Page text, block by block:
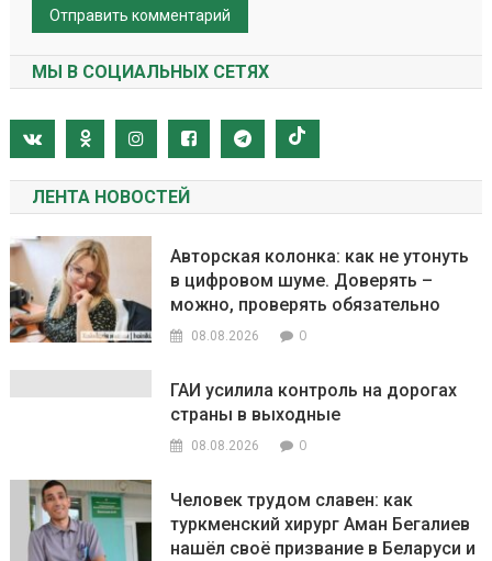
МЫ В СОЦИАЛЬНЫХ СЕТЯХ
ЛЕНТА НОВОСТЕЙ
Авторская колонка: как не утонуть
в цифровом шуме. Доверять –
можно, проверять обязательно
08.08.2026 0
ГАИ усилила контроль на дорогах
страны в выходные
08.08.2026 0
Человек трудом славен: как
туркменский хирург Аман Бегалиев
нашёл своё призвание в Беларуси и